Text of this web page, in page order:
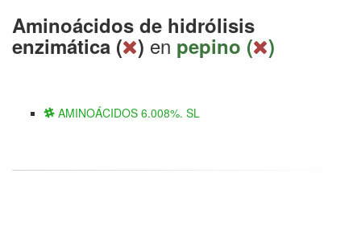
Aminoácidos de hidrólisis
enzimática ( ) en pepino ( )
AMINOÁCIDOS 6.008%. SL